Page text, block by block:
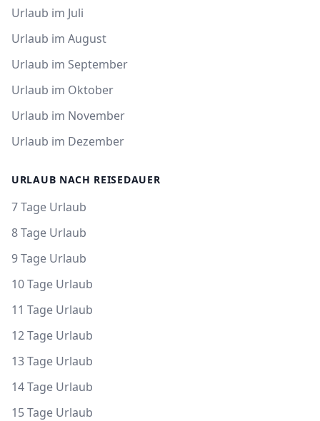
Urlaub im Juli
Urlaub im August
Urlaub im September
Urlaub im Oktober
Urlaub im November
Urlaub im Dezember
URLAUB NACH REISEDAUER
7 Tage Urlaub
8 Tage Urlaub
9 Tage Urlaub
10 Tage Urlaub
11 Tage Urlaub
12 Tage Urlaub
13 Tage Urlaub
14 Tage Urlaub
15 Tage Urlaub